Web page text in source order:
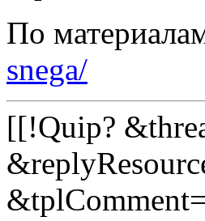
По
snega/
[[!Quip?